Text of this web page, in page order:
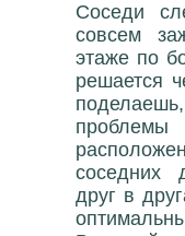
Соседи
совсем
этаже по
решается
проблемы
соседних
друг в